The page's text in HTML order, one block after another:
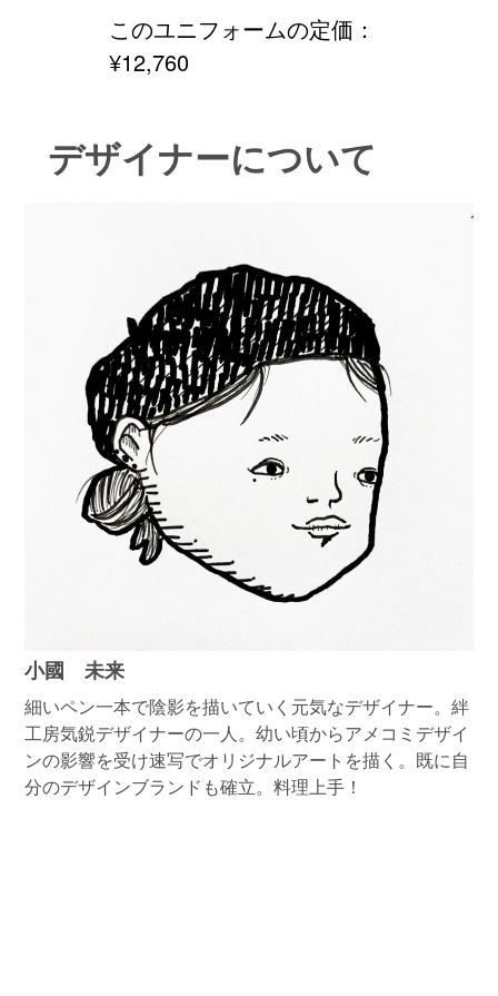
このユニフォームの定価：
¥12,760
デザイナーについて
小國 未来
細いペン一本で陰影を描いていく元気なデザイナー。絆
工房気鋭デザイナーの一人。幼い頃からアメコミデザイ
ンの影響を受け速写でオリジナルアートを描く。既に自
分のデザインブランドも確立。料理上手！